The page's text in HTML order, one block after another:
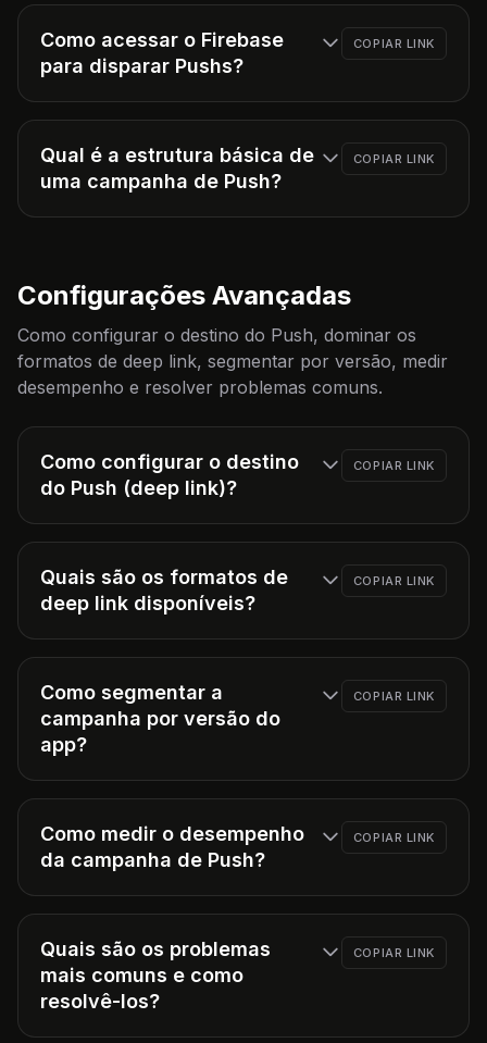
Como acessar o Firebase
para disparar Pushs?
COPIAR LINK
Qual é a estrutura básica de
uma campanha de Push?
COPIAR LINK
Configurações Avançadas
Como configurar o destino do Push, dominar os
formatos de deep link, segmentar por versão, medir
desempenho e resolver problemas comuns.
Como configurar o destino
do Push (deep link)?
COPIAR LINK
Quais são os formatos de
deep link disponíveis?
COPIAR LINK
Como segmentar a
campanha por versão do
app?
COPIAR LINK
Como medir o desempenho
da campanha de Push?
COPIAR LINK
Quais são os problemas
mais comuns e como
resolvê-los?
COPIAR LINK